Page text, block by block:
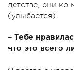
детстве, они ко
(улыбается).
– Тебе
что это всего